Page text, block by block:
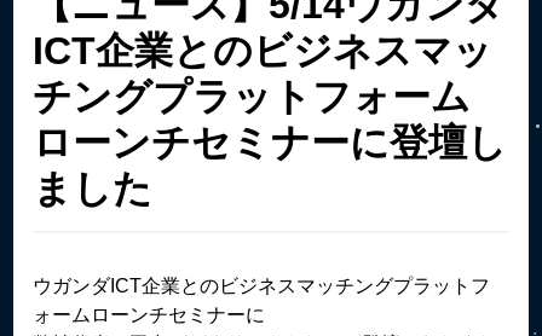
ICT企業とのビジネスマッ
チングプラットフォーム
ローンチセミナーに登壇し
ました
ウガンダICT企業とのビジネスマッチングプラットフ
ォームローンチセミナーに